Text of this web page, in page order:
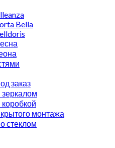
Bella
заказ
монтажа
стеклом